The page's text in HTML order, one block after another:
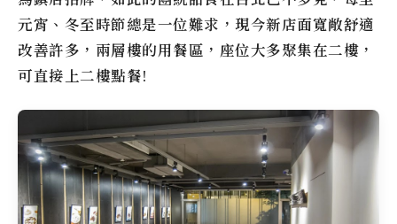
元宵、冬至時節總是一位難求，現今新店面寬敞舒適
改善許多，兩層樓的用餐區，座位大多聚集在二樓，
可直接上二樓點餐!